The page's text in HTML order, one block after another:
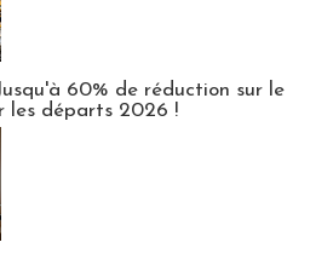
60% de réduction sur le
les départs 2026 !